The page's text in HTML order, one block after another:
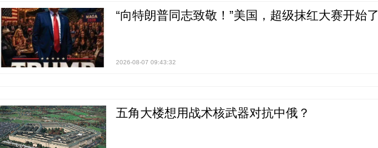
“向特朗普同志致敬！”美国，超级抹红大赛开始了
2026-08-07 09:43:32
五角大楼想用战术核武器对抗中俄？